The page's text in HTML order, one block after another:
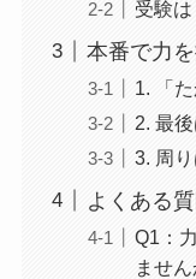
受験
本番で力
1. 「
2. 最
3. 周
よくある
Q1：
ません